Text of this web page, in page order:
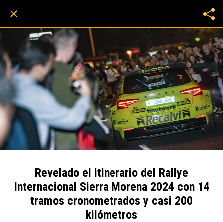
Revelado el itinerario del Rallye
Internacional Sierra Morena 2024 con 14
tramos cronometrados y casi 200
kilómetros